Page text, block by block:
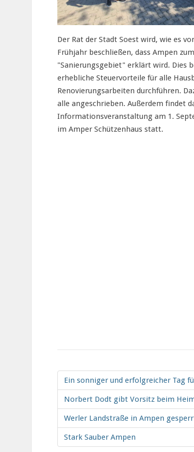
Der Rat der Stadt Soest wird, wie es
Frühjahr beschließen, dass Ampen zum
"Sanierungsgebiet" erklärt wird. Dies
erhebliche Steuervorteile für alle
Renovierungsarbeiten durchführen.
alle angeschrieben. Außerdem findet
Informationsveranstaltung am 1.
im Amper Schützenhaus statt.
Ein sonniger und erfolgreicher Tag
Norbert Dodt gibt Vorsitz beim
Werler Landstraße in Ampen
Stark Sauber Ampen